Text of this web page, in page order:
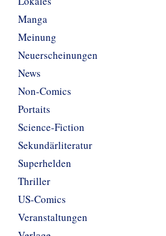
Manga
Meinung
Neuerscheinungen
News
Non-Comics
Portaits
Science-Fiction
Sekundärliteratur
Superhelden
Thriller
US-Comics
Veranstaltungen